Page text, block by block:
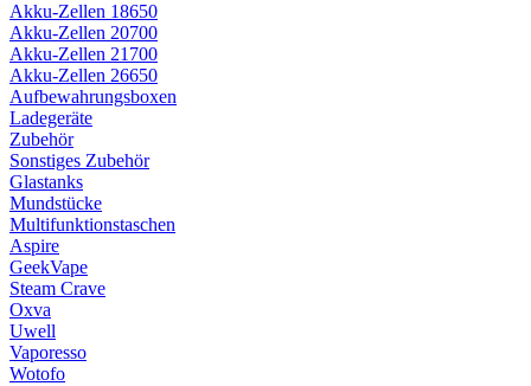
Akku-Zellen 18650
Akku-Zellen 20700
Akku-Zellen 21700
Akku-Zellen 26650
Aufbewahrungsboxen
Ladegeräte
Zubehör
Sonstiges Zubehör
Glastanks
Mundstücke
Multifunktionstaschen
Aspire
GeekVape
Steam Crave
Oxva
Uwell
Vaporesso
Wotofo